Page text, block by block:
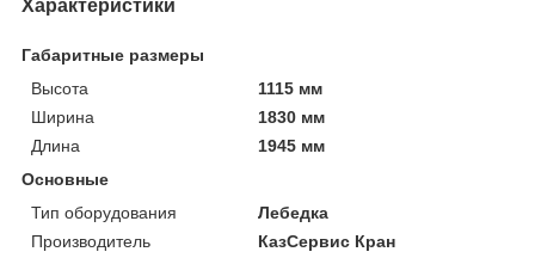
Характеристики
Габаритные размеры
Высота
1115 мм
Ширина
1830 мм
Длина
1945 мм
Основные
Тип оборудования
Лебедка
Производитель
КазСервис Кран